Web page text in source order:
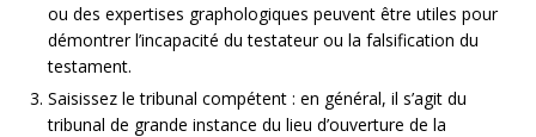
ou des expertises graphologiques peuvent être utiles pour
démontrer l’incapacité du testateur ou la falsification du
testament.
Saisissez le tribunal compétent : en général, il s’agit du
tribunal de grande instance du lieu d’ouverture de la